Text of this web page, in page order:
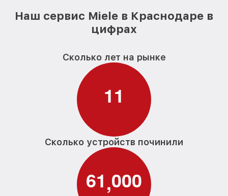
Наш сервис Miele в Краснодаре в
цифрах
Сколько лет на рынке
11
Сколько устройств починили
61,000